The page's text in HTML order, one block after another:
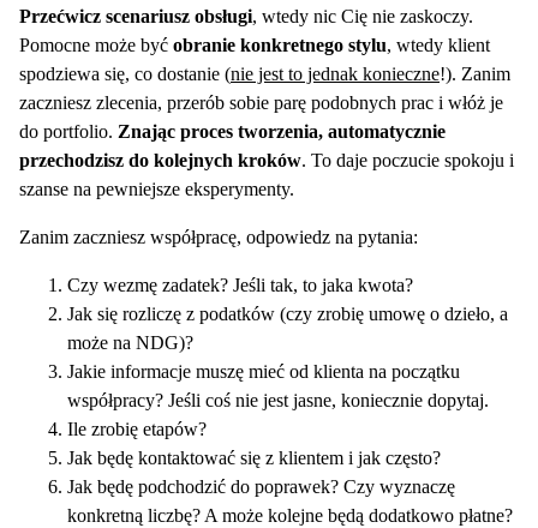
Przećwicz scenariusz obsługi, wtedy nic Cię nie zaskoczy.
Pomocne może być obranie konkretnego stylu, wtedy klient
spodziewa się, co dostanie (nie jest to jednak konieczne!). Zanim
zaczniesz zlecenia, przerób sobie parę podobnych prac i włóż je
do portfolio. Znając proces tworzenia, automatycznie
przechodzisz do kolejnych kroków. To daje poczucie spokoju i
szanse na pewniejsze eksperymenty.
Zanim zaczniesz współpracę, odpowiedz na pytania:
Czy wezmę zadatek? Jeśli tak, to jaka kwota?
Jak się rozliczę z podatków (czy zrobię umowę o dzieło, a
może na NDG)?
Jakie informacje muszę mieć od klienta na początku
współpracy? Jeśli coś nie jest jasne, koniecznie dopytaj.
Ile zrobię etapów?
Jak będę kontaktować się z klientem i jak często?
Jak będę podchodzić do poprawek? Czy wyznaczę
konkretną liczbę? A może kolejne będą dodatkowo płatne?